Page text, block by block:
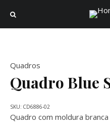
Quadros
Quadro Blue
Quadro com moldura branca
SKU: CD6886-02